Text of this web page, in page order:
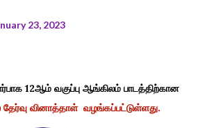
23, 2023
12ஆம் வகுப்பு ஆங்கிலம் பாடத்திற்கான
தேர்வு வினாத்தாள் வழங்கப்பட்டுள்ளது.